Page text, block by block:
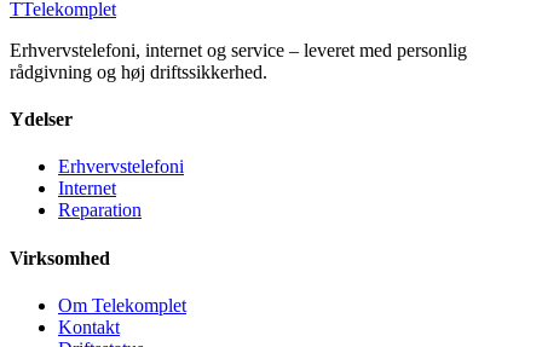
TTelekomplet
Erhvervstelefoni, internet og service – leveret med personlig
rådgivning og høj driftssikkerhed.
Ydelser
Erhvervstelefoni
Internet
Reparation
Virksomhed
Om Telekomplet
Kontakt